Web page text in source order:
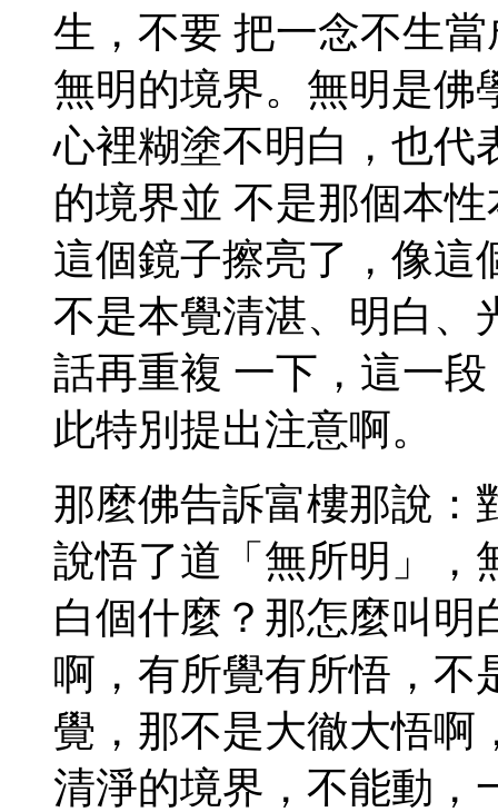
生，不要 把一念不生
無明的境界。無明是佛
心裡糊塗不明白，也代
的境界並 不是那個本
這個鏡子擦亮了，像這
不是本覺清湛、明白、
話再重複 一下，這一
此特別提出注意啊。
那麼佛告訴富樓那說：
說悟了道「無所明」，
白個什麼？那怎麼叫明
啊，有所覺有所悟，不
覺，那不是大徹大悟啊
清淨的境界，不能動，